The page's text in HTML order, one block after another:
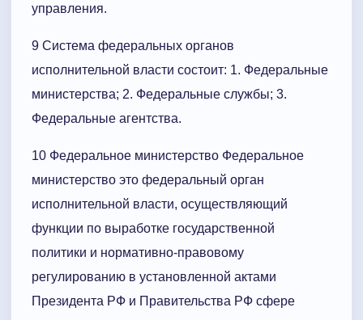
управления.
9 Система федеральных органов
исполнительной власти состоит: 1. Федеральные
министерства; 2. Федеральные службы; 3.
Федеральные агентства.
10 Федеральное министерство Федеральное
министерство это федеральный орган
исполнительной власти, осуществляющий
функции по выработке государственной
политики и нормативно-правовому
регулированию в установленной актами
Президента РФ и Правительства РФ сфере